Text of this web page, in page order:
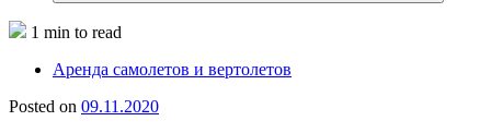
1 min to read
Аренда самолетов и вертолетов
Posted on 09.11.2020